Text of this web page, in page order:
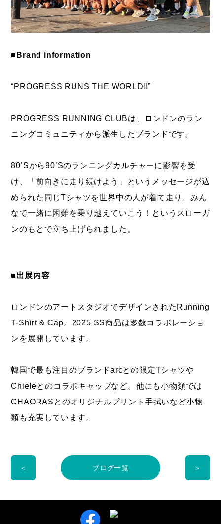
■Brand information
“PROGRESS RUNS THE WORLD!!”
PROGRESS RUNNING CLUBは、ロンドンのラン
ニングコミュニティから派生したブランドです。
80’Sから90’Sのランニングカルチャーに影響を受
け、「前向きに走り続けよう」というメッセージが込
められた同じTシャツを世界中の人が着て走り、みん
なで一緒に困難を乗り越えていこう！というスローガ
ンのもとで立ち上げられました。
■出展内容
ロンドンのアートスタジオでデザインされたRunning
T-Shirt & Cap。2025 SS商品は多数コラボレーショ
ンを展開しています。
韓国で最も注目のブランドarcとの限定Tシャツや
Chieleとのコラボキャップなど。他にも小物類では
CHAORASとのオリジナルプリント手拭いなど小物
類も充実しています。
＜ ブログ一覧 ＞